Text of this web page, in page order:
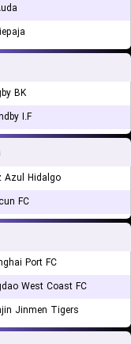
BK
I.F.
Azul Hidalgo
FC
Port FC
West Coast FC
Jinmen Tigers